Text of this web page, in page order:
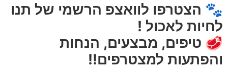
קילוגרם
הרוויחו 6.50 נקודות ⭐
₪ 130.00
ליטר
הרוויחו 2.75 נקודות ⭐
🐾 הצטרפו לוואצפ הרשמי של תנו
לחיות לאכול !
🥩 טיפים, מבצעים, הנחות
והפתעות למצטרפים!!